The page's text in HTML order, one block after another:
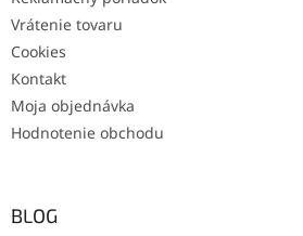
Vrátenie tovaru
Cookies
Kontakt
Moja objednávka
Hodnotenie obchodu
BLOG